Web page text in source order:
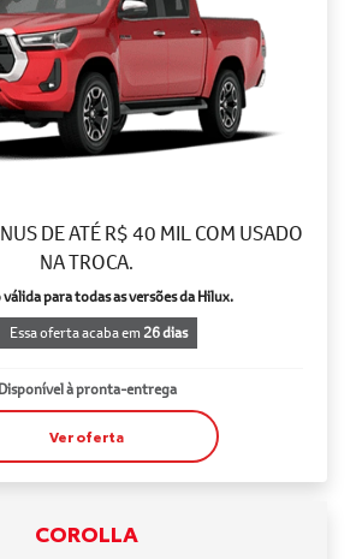
DE ATÉ R$ 40 MIL COM USADO
NA TROCA.
para todas as versões da Hilux.
Essa oferta acaba em26 dias
Disponível à pronta-entrega
Ver oferta
COROLLA